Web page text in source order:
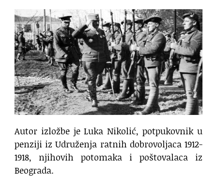
Autor izložbe je Luka Nikolić, potpukovnik u
penziji iz Udruženja ratnih dobrovoljaca 1912-
1918, njihovih potomaka i poštovalaca iz
Beograda.